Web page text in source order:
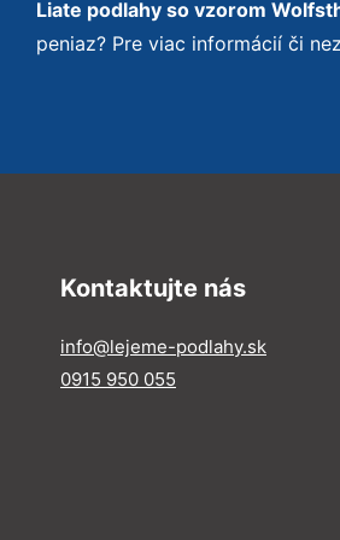
Liate podlahy so vzorom
peniaz? Pre viac informácií či
Kontaktujte nás
info@lejeme-podlahy.sk
0915 950 055